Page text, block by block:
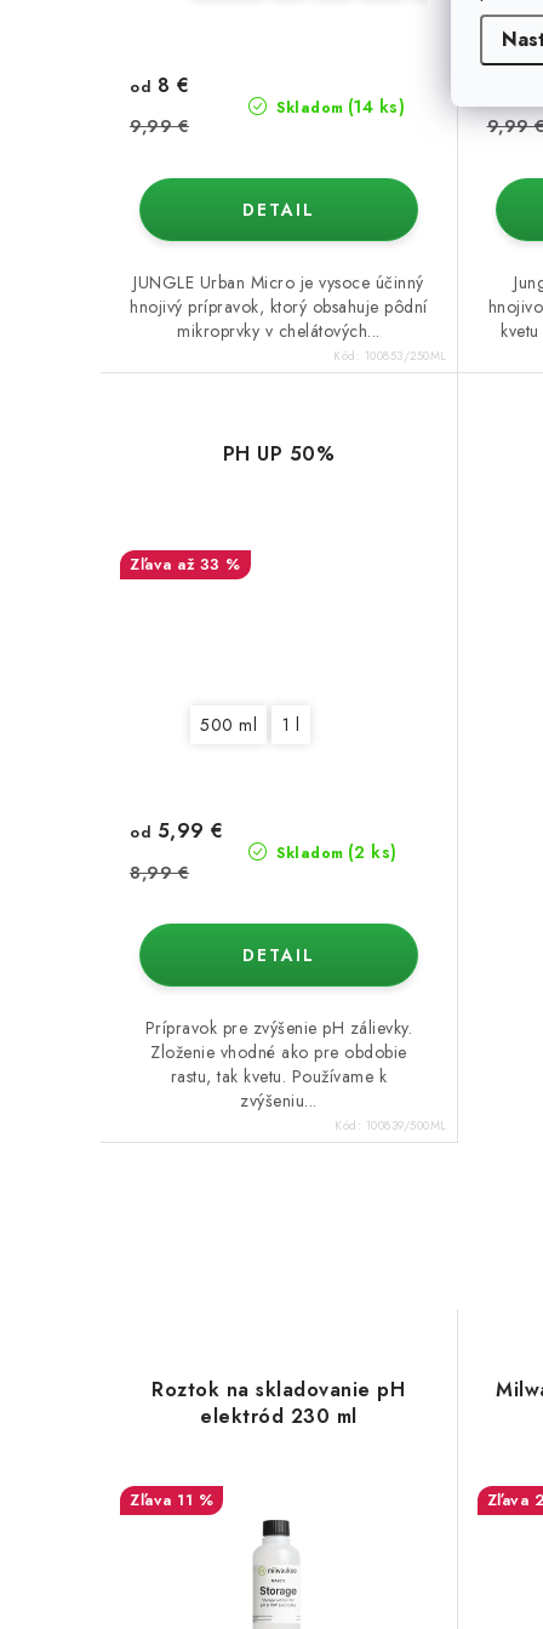
Skladom (14 ks)
od 8 €
9,99 €
DETAIL
JUNGLE Urban Micro je vysoce účinný
hnojivý prípravok, ktorý obsahuje pôdní
mikroprvky v chelátových...
Kód: 100853/250ML
9,99
PH UP 50%
až 33 %
500 ml 1 l
Skladom (2 ks)
od 5,99 €
8,99 €
DETAIL
Prípravok pre zvýšenie pH zálievky.
Zloženie vhodné ako pre obdobie
rastu, tak kvetu. Používame k
zvýšeniu...
Kód: 100839/500ML
Roztok na skladovanie pH
elektród 230 ml
11 %